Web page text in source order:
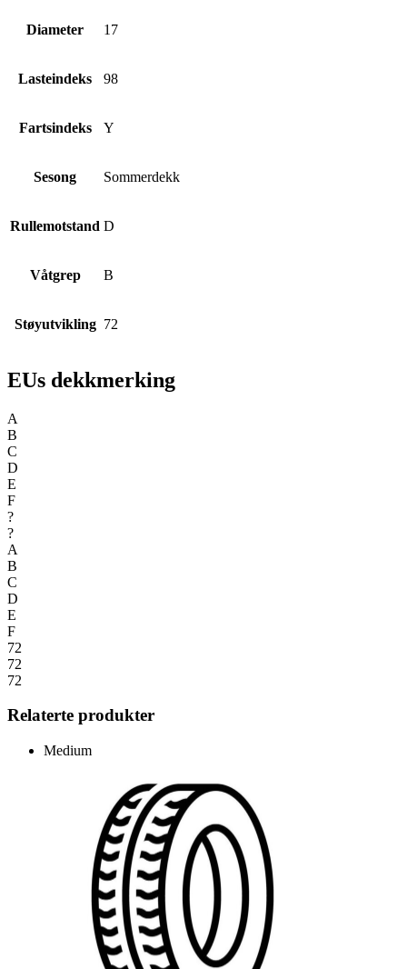
Diameter 17
Lasteindeks 98
Fartsindeks Y
Sesong Sommerdekk
Rullemotstand D
Våtgrep B
Støyutvikling 72
EUs dekkmerking
A
B
C
D
E
F
?
?
A
B
C
D
E
F
72
72
72
Relaterte produkter
Medium